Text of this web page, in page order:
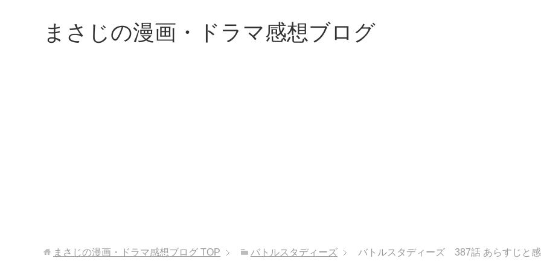
まさじの漫画・ドラマ感想ブログ
まさじの漫画・ドラマ感想ブログ TOP バトルスタディーズ バトルスタディーズ 387話 あらすじと